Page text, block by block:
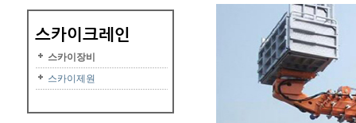
스카이장비
스카이제원